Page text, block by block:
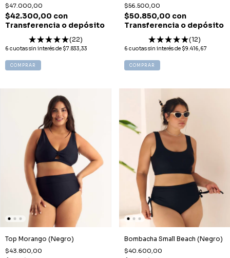
$47.000,00
$42.300,00 con
Transferencia o depósito
(22)
6 cuotas sin interés de $7.833,33
COMPRAR
$56.500,00
$50.850,00 con
Transferencia o depósito
(12)
6 cuotas sin interés de $9.416,67
COMPRAR
Top Morango (Negro)
$43.800,00
Bombacha Small Beach (Negro)
$40.600,00